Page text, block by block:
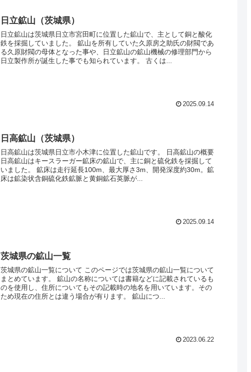
日立鉱山（茨城県）
日立鉱山は茨城県日立市宮田町に位置した鉱山で、主として銅と酸化
鉄を採掘していました。 鉱山を所有していた久原房之助氏の財閥であ
る久原財閥の母体となった事や、日立鉱山の鉱山機械の修理部門から
日立製作所が誕生した事でも知られています。 古くは...
2025.09.14
日高鉱山（茨城県）
日高鉱山は茨城県日立市小木津に位置した鉱山です。 日高鉱山の概要
日高鉱山はキースラーガー鉱床の鉱山で、主に銅と硫化鉄を採掘して
いました。 鉱床は走行延長100m、最大厚さ3m、開発深度約30m。鉱
床は鉱染状含銅硫化鉄鉱脈と黄銅鉱石英脈が...
2025.09.14
茨城県の鉱山一覧
茨城県の鉱山一覧について このページでは茨城県の鉱山一覧について
まとめています。 鉱山の名称については書籍などに記載されているも
のを使用し、住所についてもその記載時の地名を用いています。その
ため現在の住所とは違う場合が有ります。 鉱山につ...
2023.06.22